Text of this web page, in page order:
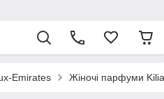
Emirates Жіночі парфуми